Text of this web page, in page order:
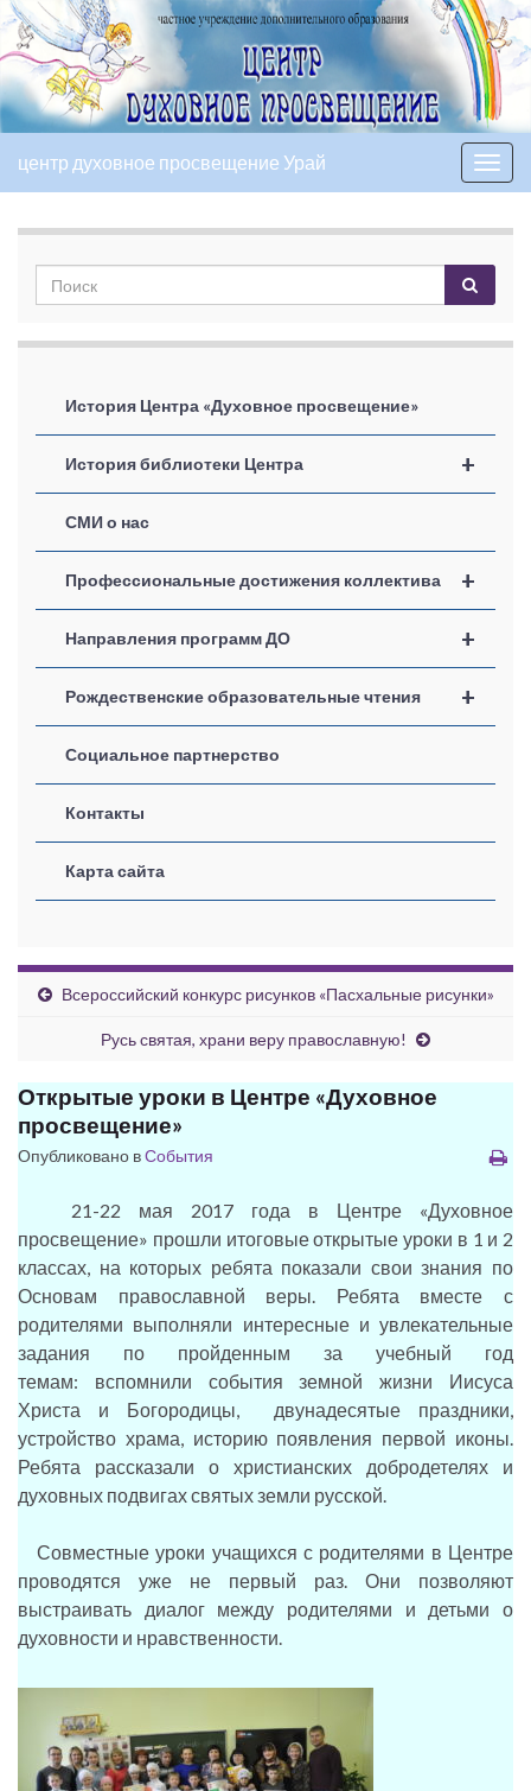
Вкл/
выкл
центр духовное просвещение Урай
История Центра «Духовное просвещение»
+
История библиотеки Центра
СМИ о нас
+
Профессиональные достижения коллектива
+
Направления программ ДО
+
Рождественские образовательные чтения
Социальное партнерство
Контакты
Карта сайта
Всероссийский конкурс рисунков «Пасхальные рисунки»
Русь святая, храни веру православную!
Открытые уроки в Центре «Духовное
просвещение»
Опубликовано вСобытия
21-22 мая 2017 года в Центре «Духовное
просвещение» прошли итоговые открытые уроки в 1 и 2
классах, на которых ребята показали свои знания по
Основам православной веры. Ребята вместе с
родителями выполняли интересные и увлекательные
задания по пройденным за учебный год
темам:
вспомнили события земной жизни Иисуса
Христа и Богородицы, двунадесятые праздники,
устройство храма, историю появления первой иконы.
Ребята рассказали о христианских добродетелях и
духовных подвигах святых земли русской.
Совместные уроки учащихся с родителями в Центре
проводятся уже не первый раз. Они позволяют
выстраивать диалог между родителями и детьми о
духовности и нравственности.